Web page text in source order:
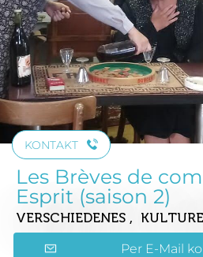
KONTAKT
Les Brèves de
Esprit (saison 2)
VERSCHIEDENES ,
Per E-Mail